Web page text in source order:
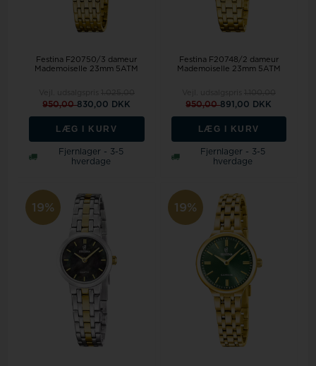
Festina F20750/3 dameur
Mademoiselle 23mm 5ATM
950,00830,00 DKK
LÆG I KURV
Fjernlager - 3-5
hverdage
Festina F20748/2 dameur
Mademoiselle 23mm 5ATM
950,00891,00 DKK
LÆG I KURV
Fjernlager - 3-5
hverdage
19% 19%